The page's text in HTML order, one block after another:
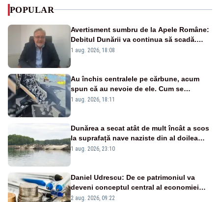
POPULAR
Avertisment sumbru de la Apele Române:
Debitul Dunării va continua să scadă.
Cernavodă s-ar putea închide în 4 zile
1 aug. 2026, 18:08
Au închis centralele pe cărbune, acum
spun că au nevoie de ele. Cum se
pasează vina în plină criză energetică
1 aug. 2026, 18:11
Dunărea a secat atât de mult încât a scos
la suprafață nave naziste din al doilea
război mondial
1 aug. 2026, 23:10
Daniel Udrescu: De ce patrimoniul va
deveni conceptul central al economiei
viitoare?
2 aug. 2026, 09:22